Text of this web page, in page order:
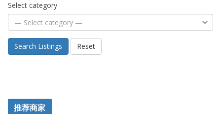
Select category
Search Listings Reset
推荐商家